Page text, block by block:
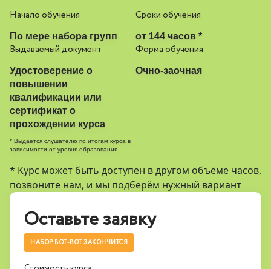
Начало обучения
По мере набора групп
Сроки обучения
от 144 часов *
Форма обучения
Очно-заочная
Выдаваемый документ
Удостоверение о
повышении
квалификации или
сертификат о
прохождении курса
* Выдается слушателю по итогам курса в
зависимости от уровня образования
* Курс может быть доступен в другом объёме часов,
позвоните нам, и мы подберём нужный вариант
Оставьте заявку
НАБОР ВОТ-ВОТ ЗАКОНЧИТСЯ